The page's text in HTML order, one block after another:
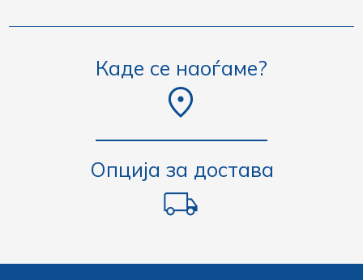
Каде се наоѓаме?
Опција за достава